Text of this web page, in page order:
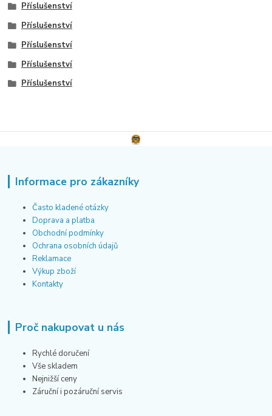
Příslušenství
Příslušenství
Příslušenství
Příslušenství
Příslušenství
Informace pro zákazníky
Často kladené otázky
Doprava a platba
Obchodní podmínky
Ochrana osobních údajů
Reklamace
Výkup zboží
Kontakty
Proč nakupovat u nás
Rychlé doručení
Vše skladem
Nejnižší ceny
Záruční i pozáruční servis